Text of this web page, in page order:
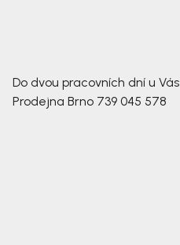
Do dvou pracovních dní u Vás
Prodejna Brno 739 045 578